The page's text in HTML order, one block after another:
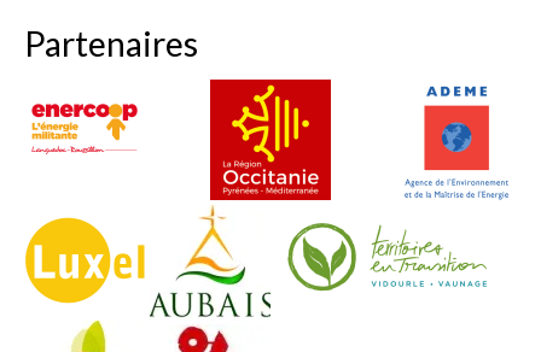
Partenaires